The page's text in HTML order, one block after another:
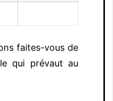
faites-vous de
qui prévaut au